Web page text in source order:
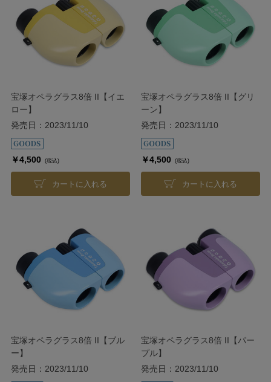
宝塚オペラグラス8倍 II【イエ
ロー】
発売日：2023/11/10
￥4,500 (税込)
カートに入れる
宝塚オペラグラス8倍 II【グリ
ーン】
発売日：2023/11/10
￥4,500 (税込)
カートに入れる
宝塚オペラグラス8倍 II【ブル
ー】
発売日：2023/11/10
宝塚オペラグラス8倍 II【パー
プル】
発売日：2023/11/10